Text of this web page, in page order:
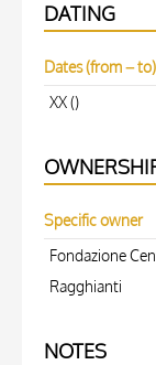
DATING
Dates (from – to)
XX ()
Specific owner
Fondazione
Ragghianti
NOTES